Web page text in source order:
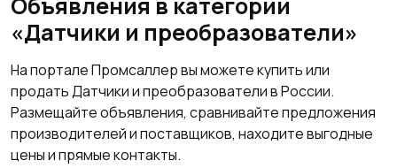
«Датчики и преобразователи»
На портале Промсаллер вы можете купить или
продать Датчики и преобразователи в России.
Размещайте объявления, сравнивайте предложения
производителей и поставщиков, находите выгодные
цены и прямые контакты.